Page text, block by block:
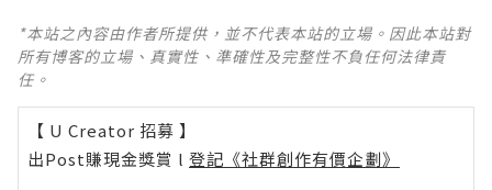
*本站之內容由作者所提供，並不代表本站的立場。因此本站對
所有博客的立場、真實性、準確性及完整性不負任何法律責
任。
【 U Creator 招募 】
出Post賺現金獎賞 l 登記《社群創作有價企劃》